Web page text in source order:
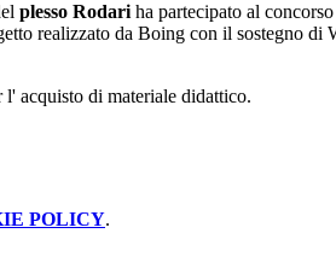
plesso Rodari ha partecipato al concorso
realizzato da Boing con il sostegno di
acquisto di materiale didattico.
POLICY.